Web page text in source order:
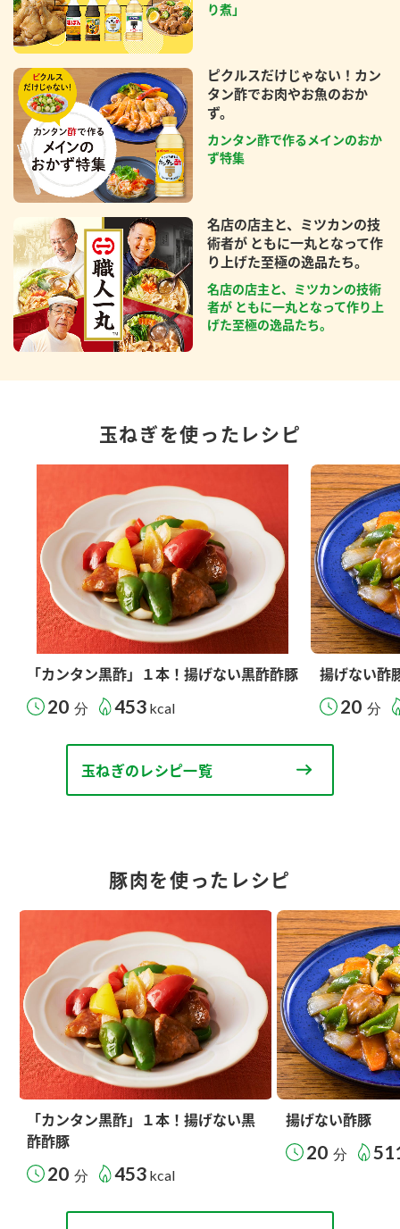
り煮」
ピクルスだけじゃない！カン
タン酢でお肉やお魚のおか
ず。
カンタン酢で作るメインのおか
ず特集
名店の店主と、ミツカンの技
術者が ともに一丸となって作
り上げた至極の逸品たち。
名店の店主と、ミツカンの技術
者が ともに一丸となって作り上
げた至極の逸品たち。
玉ねぎを使ったレシピ
「カンタン黒酢」１本！揚げない黒酢酢豚
20 分 453 kcal
揚げない酢
20 分
玉ねぎのレシピ一覧
豚肉を使ったレシピ
「カンタン黒酢」１本！揚げない黒
酢酢豚
20 分 453 kcal
揚げない酢豚
20 分